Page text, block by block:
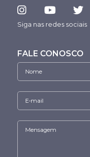
Siga nas redes sociais
FALE CONOSCO